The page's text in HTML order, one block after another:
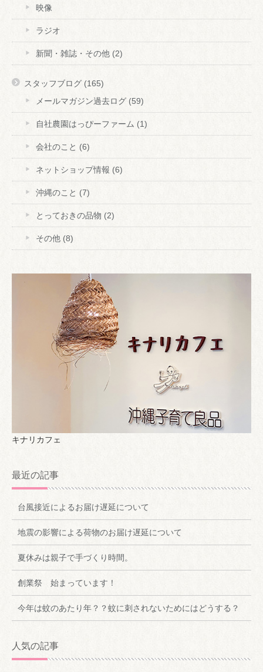
映像
ラジオ
新聞・雑誌・その他 (2)
スタッフブログ (165)
メールマガジン過去ログ (59)
自社農園はっぴーファーム (1)
会社のこと (6)
ネットショップ情報 (6)
沖縄のこと (7)
とっておきの品物 (2)
その他 (8)
キナリカフェ
最近の記事
台風接近によるお届け遅延について
地震の影響による荷物のお届け遅延について
夏休みは親子で手づくり時間。
創業祭 始まっています！
今年は蚊のあたり年？？蚊に刺されないためにはどうする？
人気の記事